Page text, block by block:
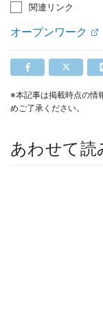
関連リンク
オープンワーク
※本記事は掲載時点の情
めご了承ください。
あわせて読